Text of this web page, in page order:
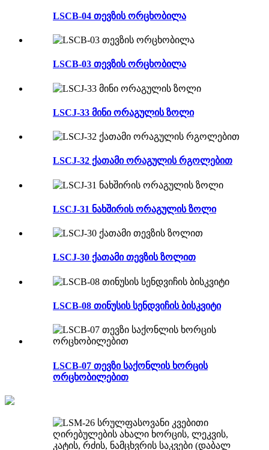
LSCB-04 თევზის ორცხობილა
LSCB-03 თევზის ორცხობილა
LSCJ-33 მინი ორაგულის ზოლი
LSCJ-32 ქათამი ორაგულის რგოლებით
LSCJ-31 ნახშირის ორაგულის ზოლი
LSCJ-30 ქათამი თევზის ზოლით
LSCB-08 თინუსის სენდვიჩის ბისკვიტი
LSCB-07 თევზი საქონლის ხორცის
ორცხობილებით